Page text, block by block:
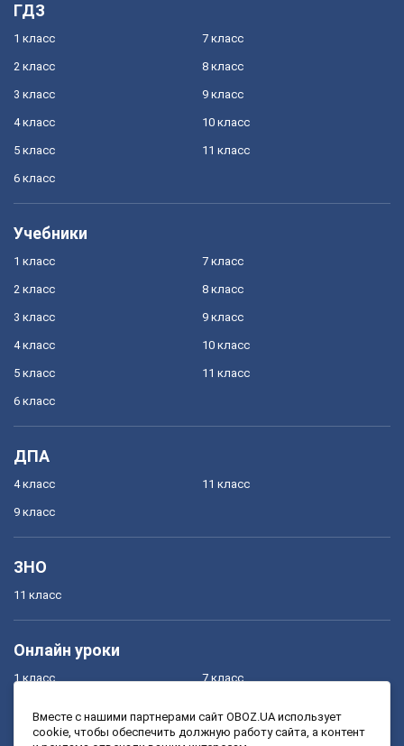
ГДЗ
1 класс
2 класс
3 класс
4 класс
5 класс
6 класс
7 класс
8 класс
9 класс
10 класс
11 класс
Учебники
1 класс
2 класс
3 класс
4 класс
5 класс
6 класс
7 класс
8 класс
9 класс
10 класс
11 класс
ДПА
4 класс
9 класс
11 класс
ЗНО
11 класс
Онлайн уроки
1 класс
3 класс
7 класс
9 класс
Вместе с нашими партнерами сайт OBOZ.UA использует
cookie, чтобы обеспечить должную работу сайта, а контент